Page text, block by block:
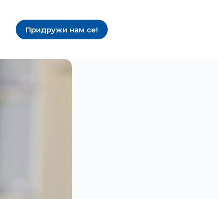
Придружи нам се!